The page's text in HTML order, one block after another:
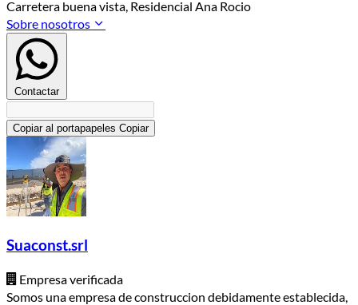
Carretera buena vista, Residencial Ana Rocio
Sobre nosotros
Contactar
Copiar al portapapeles Copiar
Suaconst.srl
Empresa verificada
Somos una empresa de construccion debidamente establecida,